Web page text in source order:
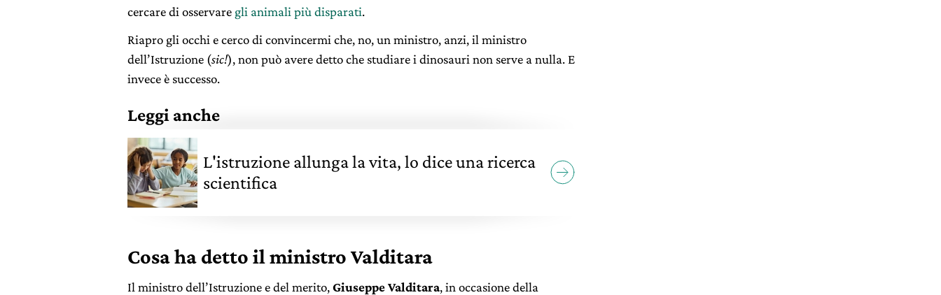
cercare di osservare gli animali più disparati.
Riapro gli occhi e cerco di convincermi che, no, un ministro, anzi, il ministro
dell’Istruzione (sic!), non può avere detto che studiare i dinosauri non serve a nulla. E
invece è successo.
Leggi anche
L'istruzione allunga la vita, lo dice una ricerca
scientifica
Cosa ha detto il ministro Valditara
Il ministro dell’Istruzione e del merito,Giuseppe Valditara, in occasione della